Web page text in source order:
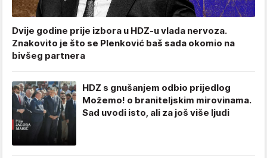
Dvije godine prije izbora u HDZ-u vlada nervoza.
Znakovito je što se Plenković baš sada okomio na
bivšeg partnera
HDZ s gnušanjem odbio prijedlog
Možemo! o braniteljskim mirovinama.
Sad uvodi isto, ali za još više ljudi